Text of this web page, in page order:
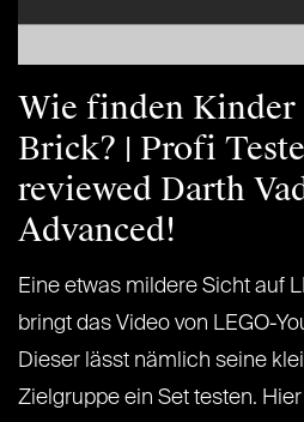
Wie finden Kinder
Brick? | Profi
reviewed Darth
Advanced!
Eine etwas mildere Sicht auf
bringt das Video von LEGO-
Dieser lässt nämlich seine
Zielgruppe ein Set testen.